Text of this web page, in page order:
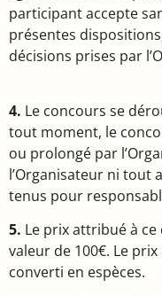
participant accepte
présentes
décisions prises par
4. Le concours se
tout moment, le
ou prolongé par
l’Organisateur ni tout
tenus pour
5. Le prix attribué à ce
valeur de 100€. Le
converti en espèces.